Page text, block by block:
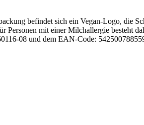
befindet sich ein Vegan-Logo, die
mit einer Milchallergie besteht
08 und dem EAN-Code: